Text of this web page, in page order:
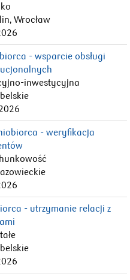
Wrocław
- wsparcie obsługi
inwestycyjna
- weryfikacja
- utrzymanie relacji z